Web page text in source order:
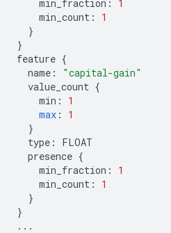
min_fraction :
1
min_count :
1
}
}
feature {
name :
"capital-gain"
value_count {
min :
1
max :
1
}
type :
FLOAT
presence {
min_fraction :
1
min_count :
1
}
}
...